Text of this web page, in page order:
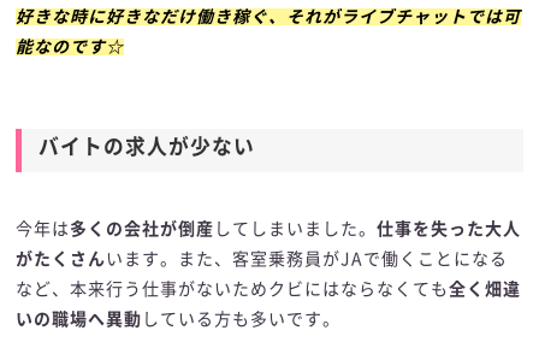
好きな時に好きなだけ働き稼ぐ、それがライブチャットでは可
能なのです☆
バイトの求人が少ない
今年は 多くの会社が倒産 してしまいました。仕事を失った大人
がたくさんいます。また、客室乗務員がJAで働くことになる
など、本来行う仕事がないためクビにはならなくても全く畑違
いの職場へ異動 している方も多いです。